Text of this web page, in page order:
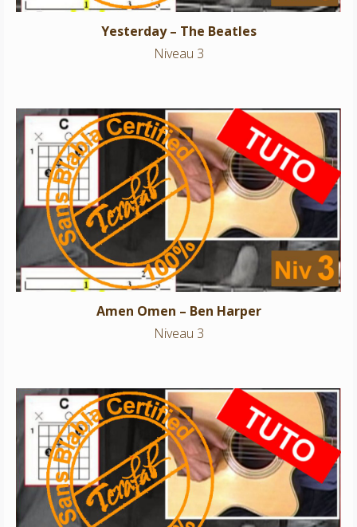
Yesterday – The Beatles
Niveau 3
Amen Omen – Ben Harper
Niveau 3
Amen Omen – Ben Harper
Niveau 3
Mister Curiosity – Jason Mraz
Niveau 3